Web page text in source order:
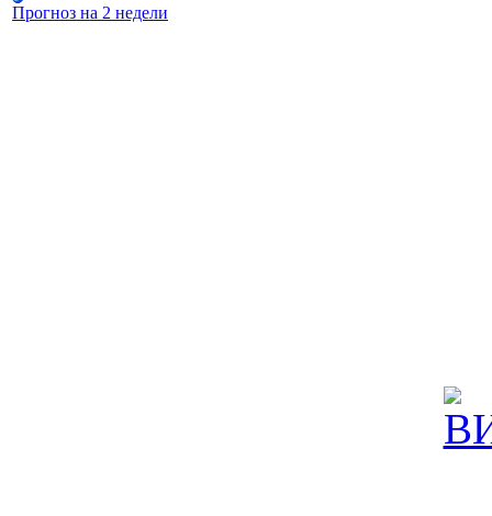
Прогноз на 2 недели